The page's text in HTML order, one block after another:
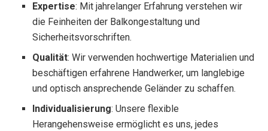
Expertise: Mit jahrelanger Erfahrung verstehen wir
die Feinheiten der Balkongestaltung und
Sicherheitsvorschriften.
Qualität: Wir verwenden hochwertige Materialien und
beschäftigen erfahrene Handwerker, um langlebige
und optisch ansprechende Geländer zu schaffen.
Individualisierung: Unsere flexible
Herangehensweise ermöglicht es uns, jedes